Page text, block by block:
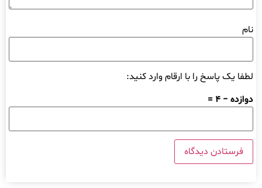
نام
لطفا یک پاسخ را با ارقام وارد کنید:
دوازده − 4 =